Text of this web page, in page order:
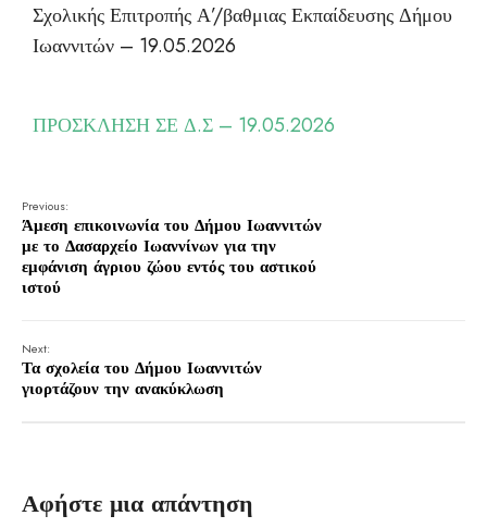
Σχολικής Επιτροπής Α’/βαθμιας Εκπαίδευσης Δήμου
Ιωαννιτών – 19.05.2026
ΠΡΟΣΚΛΗΣΗ ΣΕ Δ.Σ – 19.05.2026
Previous:
Άμεση επικοινωνία του Δήμου Ιωαννιτών
με το Δασαρχείο Ιωαννίνων για την
εμφάνιση άγριου ζώου εντός του αστικού
ιστού
Next:
Τα σχολεία του Δήμου Ιωαννιτών
γιορτάζουν την ανακύκλωση
Αφήστε μια απάντηση